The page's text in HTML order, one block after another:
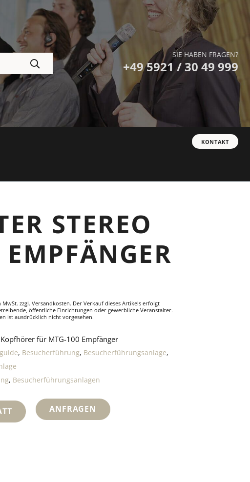
SIE HABEN FRAGEN?
+49 5921 / 30 49 999
KONTAKT
STEREO
MwSt. zzgl. Versandkosten. Der Verkauf dieses Artikels erfolgt
öffentliche Einrichtungen oder gewerbliche Veranstalter.
ist ausdrücklich nicht vorgesehen.
für MTG-100 Empfänger
, Besucherführung, Besucherführungsanlage,
, Besucherführungsanlagen
ANFRAGEN